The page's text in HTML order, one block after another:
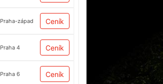
Praha-západ Ceník
Praha 4 Ceník
Praha 6 Ceník